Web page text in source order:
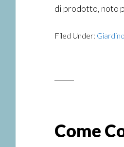
di prodotto, noto
Filed Under: Giardino
Come